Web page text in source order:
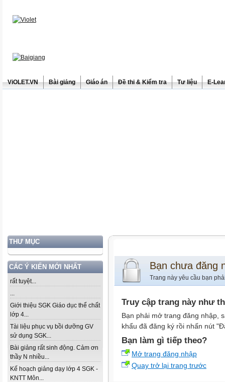
ViOLET.VN Bài giảng Giáo án Đề thi & Kiểm tra Tư liệu E-
THƯ MỤC
CÁC Ý KIẾN MỚI NHẤT
rất tuyệt...
...
Giới thiệu SGK Giáo dục thể chất
lớp 4...
Tài liệu phục vụ bồi dưỡng GV
sử dụng SGK...
Bài giảng rất sinh động. Cảm ơn
thầy N nhiều...
Kế hoạch giảng dạy lớp 4 SGK -
KNTT Môn...
Bạn chưa đăng
Trang này yêu cầu bạn
Truy cập trang này như
Bạn phải mở trang đăng nhập,
khẩu đã đăng ký rồi nhấn nút
Bạn làm gì tiếp theo?
Mở trang đăng nhập
Quay trở lại trang trước